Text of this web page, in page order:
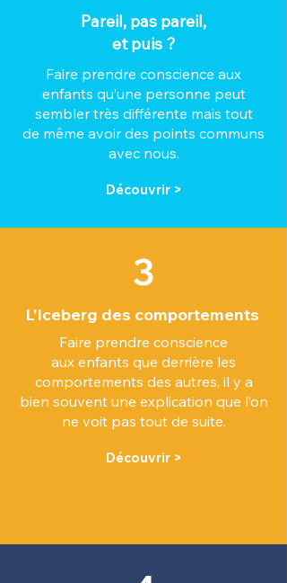
Pareil, pas pareil,
et puis ?
Faire prendre conscience aux
enfants qu’une personne peut
sembler très différente mais tout
de même avoir des points communs
avec nous.
Découvrir >
3
L'iceberg des comportements
Faire prendre conscience
aux enfants que derrière les
comportements des autres, il y a
bien souvent une explication que l’on
ne voit pas tout de suite.
Découvrir >